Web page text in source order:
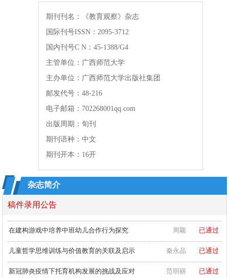
期刊刊名：《教育观察》杂志
国际刊号ISSN：2095-3712
国内刊号C N：45-1388/G4
主管单位：广西师范大学
主办单位：广西师范大学出版社集团
邮发代号：48-216
电子邮箱：702268001qq.com
出版周期：旬刊
期刊语种：中文
期刊开本：16开
杂志简介
稿件录用公告
新冠肺炎疫情下托育机构发展的挑战及应对
人工智能技术在我国教育领域的应用及其影响
苗族童谣在民族地区幼儿园课程中的应用研究
幼儿园保育与游戏融合的实践探索
教师进行幼儿行为观察与分析的意义、方法
在建构游戏中培养中班幼儿合作行为探究 已通过
周颖
儿童哲学思维训练与价值教育的关联及启示 已通过
秦永晶
新冠肺炎疫情下托育机构发展的挑战及应对 已通过
范明丽